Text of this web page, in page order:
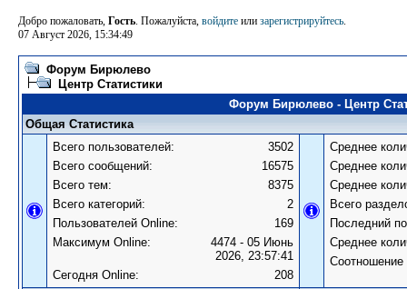
Добро пожаловать, Гость. Пожалуйста, войдите или зарегистрируйтесь.
07 Август 2026, 15:34:49
Форум Бирюлево
Центр Статистики
Форум Бирюлево - Центр
Общая Статистика
Всего пользователей:
3502
Всего сообщений:
16575
Всего тем:
8375
Всего категорий:
2
Пользователей Online:
169
Максимум Online:
4474 - 05 Июнь
2026, 23:57:41
Сегодня Online:
208
Среднее
Среднее
Среднее
Всего
Последний
Среднее